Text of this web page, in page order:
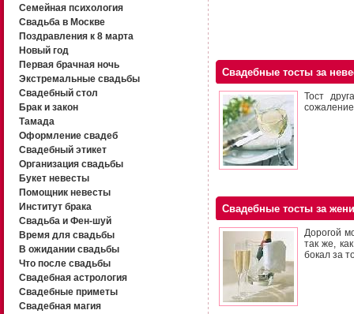
Семейная психология
Свадьба в Москве
Поздравления к 8 марта
Новый год
Первая брачная ночь
Экстремальные свадьбы
Свадебный стол
Брак и закон
Тамада
Оформление свадеб
Свадебный этикет
Организация свадьбы
Букет невесты
Помощник невесты
Институт брака
Свадьба и Фен-шуй
Время для свадьбы
В ожидании свадьбы
Что после свадьбы
Свадебная астрология
Свадебные приметы
Свадебная магия
Свадебные тосты за
Тост
Свадебные тосты за
Дорогой
так же,
бокал за